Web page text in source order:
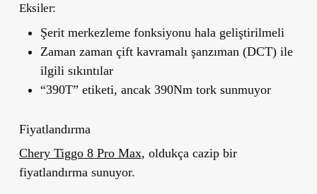
Eksiler:
Şerit merkezleme fonksiyonu hala geliştirilmeli
Zaman zaman çift kavramalı şanzıman (DCT) ile
ilgili sıkıntılar
“390T” etiketi, ancak 390Nm tork sunmuyor
Fiyatlandırma
Chery Tiggo 8 Pro Max, oldukça cazip bir
fiyatlandırma sunuyor.